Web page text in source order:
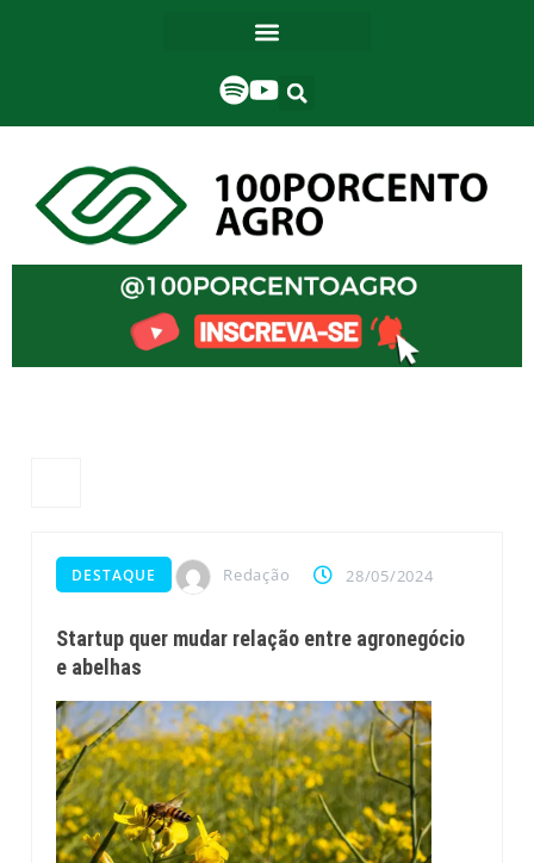
DESTAQUE Redação 28/05/2024
Startup quer mudar relação entre agronegócio
e abelhas